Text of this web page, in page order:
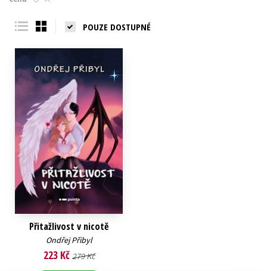
Young adult (SK)
POUZE DOSTUPNÉ
Přitažlivost v nicotě
Ondřej Přibyl
223 Kč 279 Kč